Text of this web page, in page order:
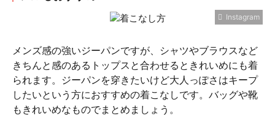
Instagram
メンズ感の強いジーパンですが、シャツやブラウスなど
きちんと感のあるトップスと合わせるときれいめにも着
られます。ジーパンを穿きたいけど大人っぽさはキープ
したいという方におすすめの着こなしです。バッグや靴
もきれいめなものでまとめましょう。